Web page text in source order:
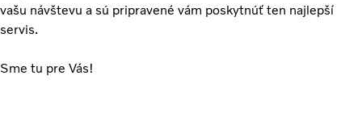
vašu návštevu a sú pripravené vám poskytnúť ten najlepší
servis.
Sme tu pre Vás!